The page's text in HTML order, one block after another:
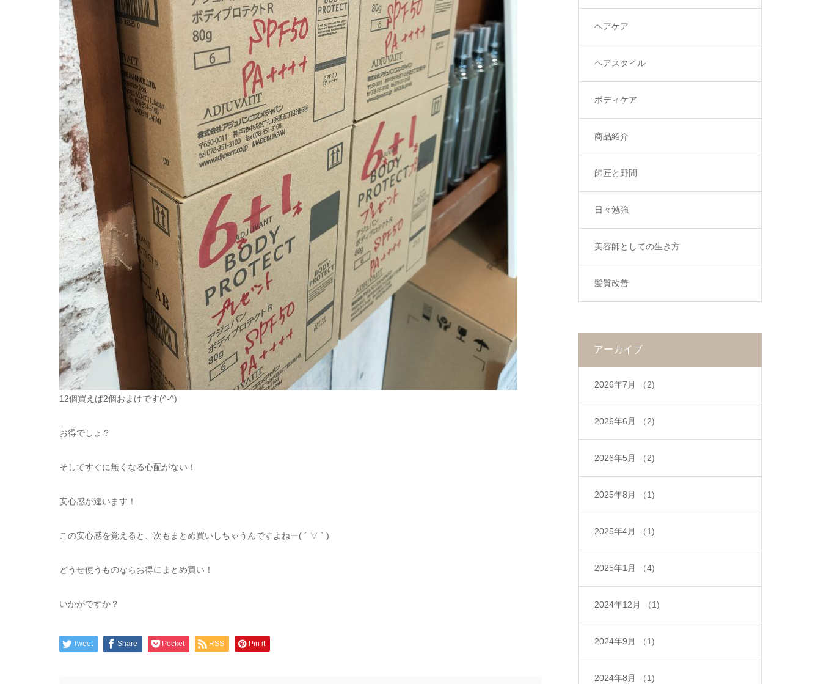
12個買えば2個おまけです(^-^)
お得でしょ？
そしてすぐに無くなる心配がない！
安心感が違います！
この安心感を覚えると、次もまとめ買いしちゃうんですよねー( ´ ▽ ` )
どうせ使うものならお得にまとめ買い！
いかがですか？
Tweet Share Pocket RSS Pin it
ヘアケア
ヘアスタイル
ボディケア
商品紹介
師匠と野間
日々勉強
美容師としての生き方
髪質改善
アーカイブ
2026年7月 （2)
2026年6月 （2)
2026年5月 （2)
2025年8月 （1)
2025年4月 （1)
2025年1月 （4)
2024年12月 （1)
2024年9月 （1)
2024年8月 （1)